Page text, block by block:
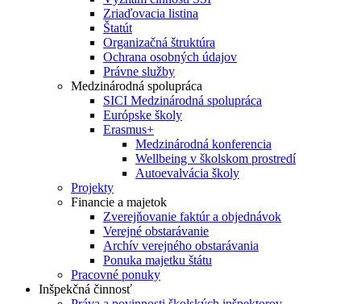
Zriaďovacia listina
Štatút
Organizačná štruktúra
Ochrana osobných údajov
Právne služby
Medzinárodná spolupráca
SICI Medzinárodná spolupráca
Európske školy
Erasmus+
Medzinárodná konferencia
Wellbeing v školskom prostredí
Autoevalvácia školy
Projekty
Financie a majetok
Zverejňovanie faktúr a objednávok
Verejné obstarávanie
Archív verejného obstarávania
Ponuka majetku štátu
Pracovné ponuky
Inšpekčná činnosť